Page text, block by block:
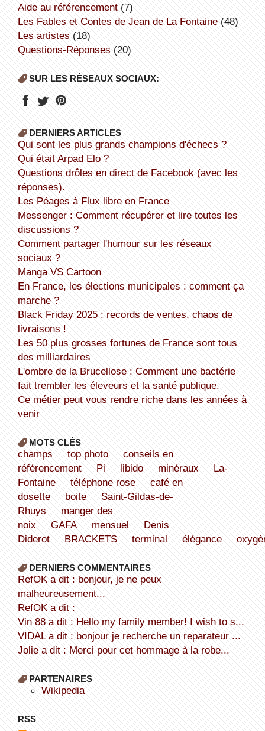
aide au référencement(7)
Les Fables et Contes de Jean de La Fontaine(48)
Les artistes (18)
Questions-Réponses (20)
SUR LES RÉSEAUX SOCIAUX:
DERNIERS ARTICLES
Qui sont les plus grands champions d'échecs ?
Qui était Arpad Elo ?
Questions drôles en direct de Facebook (avec les
réponses).
Les Péages à Flux libre en France
Messenger : Comment récupérer et lire toutes les
discussions ?
Comment partager l'humour sur les réseaux
sociaux ?
Manga VS Cartoon
En France, les élections municipales : comment ça
marche ?
Black Friday 2025 : records de ventes, chaos de
livraisons !
Les 50 plus grosses fortunes de France sont tous
des milliardaires
L'ombre de la Brucellose : Comment une bactérie
fait trembler les éleveurs et la santé publique.
Ce métier peut vous rendre riche dans les années à
venir
MOTS CLÉS
champs top photo
conseils en
référencement
Pi libido minéraux
La-
Fontaine
téléphone rose
café en
dosette
boite
Saint-Gildas-de-
Rhuys
manger des
noix
GAFA mensuel
Denis
Diderot
BRACKETS terminal élégance
DERNIERS COMMENTAIRES
refOK a dit : bonjour, je ne peux
malheureusement...
refOK a dit :
Vin 88 a dit : Hello my family member! I wish to s...
VIDAL a dit : bonjour je recherche un reparateur ...
Jolie a dit : Merci pour cet hommage à la robe...
PARTENAIRES
wikipedia
RSS